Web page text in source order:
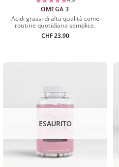
OMEGA 3
Acidi grassi di alta qualità come
routine quotidiana semplice.
CHF23.90
ESAURITO